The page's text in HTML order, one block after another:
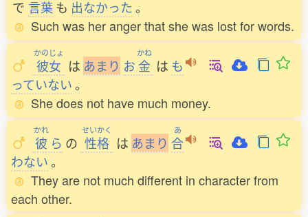
で 言葉 も 出なかった。
Such was her anger that she was lost for words.
かのじょ
彼女 は あまり お
かね
金 は も
っていない。
She does not have much money.
かれ
彼 ら の
せいかく
性格 は あまり
あ
合
わない。
They are not much different in character from
each other.